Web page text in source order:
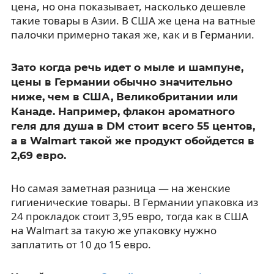
цена, но она показывает, насколько дешевле
такие товары в Азии. В США же цена на ватные
палочки примерно такая же, как и в Германии.
Зато когда речь идет о мыле и шампуне,
цены в Германии обычно значительно
ниже, чем в США, Великобритании или
Канаде. Например, флакон ароматного
геля для душа в DM стоит всего 55 центов,
а в Walmart такой же продукт обойдется в
2,69 евро.
Но самая заметная разница — на женские
гигиенические товары. В Германии упаковка из
24 прокладок стоит 3,95 евро, тогда как в США
на Walmart за такую же упаковку нужно
заплатить от 10 до 15 евро.